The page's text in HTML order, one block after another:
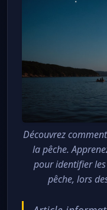
Découvrez
la pêche.
pour identifier
pêche, lors